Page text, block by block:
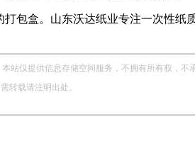
包盒。山东沃达纸业专注一次性
仅提供信息存储空间服务，不拥有所有权，不
转载请注明出处。